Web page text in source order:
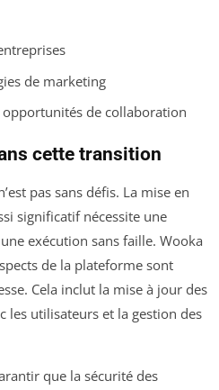
de marketing
de collaboration
cette transition
pas sans défis. La mise en
significatif nécessite une
exécution sans faille. Wooka
de la plateforme sont
Cela inclut la mise à jour des
les utilisateurs et la gestion des
que la sécurité des